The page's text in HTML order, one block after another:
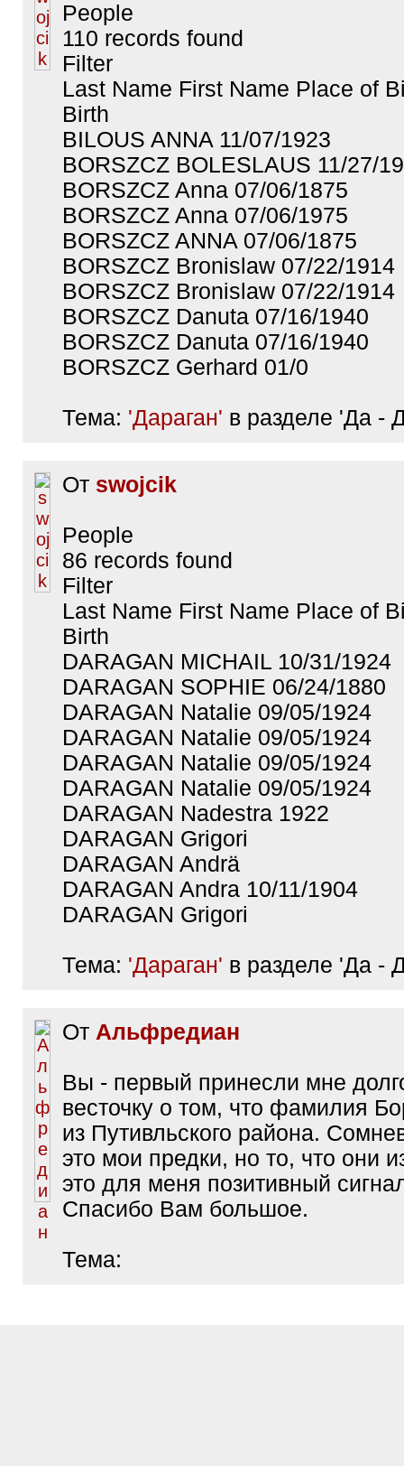
People
110 records found
Filter
Last Name First Name Place of
Birth
BILOUS ANNA 11/07/1923
BORSZCZ BOLESLAUS 11/27/
BORSZCZ Anna 07/06/1875
BORSZCZ Anna 07/06/1975
BORSZCZ ANNA 07/06/1875
BORSZCZ Bronislaw 07/22/1914
BORSZCZ Bronislaw 07/22/1914
BORSZCZ Danuta 07/16/1940
BORSZCZ Danuta 07/16/1940
BORSZCZ Gerhard 01/0
Тема: 'Дараган' в разделе 'Да -
От swojcik
People
86 records found
Filter
Last Name First Name Place of
Birth
DARAGAN MICHAIL 10/31/1924
DARAGAN SOPHIE 06/24/1880
DARAGAN Natalie 09/05/1924
DARAGAN Natalie 09/05/1924
DARAGAN Natalie 09/05/1924
DARAGAN Natalie 09/05/1924
DARAGAN Nadestra 1922
DARAGAN Grigori
DARAGAN Andrä
DARAGAN Andra 10/11/1904
DARAGAN Grigori
Тема: 'Дараган' в разделе 'Да -
От Альфредиан
Вы - первый принесли мне
весточку о том, что фамилия
из Путивльского района.
это мои предки, но то, что они
это для меня позитивный
Спасибо Вам большое.
Тема: